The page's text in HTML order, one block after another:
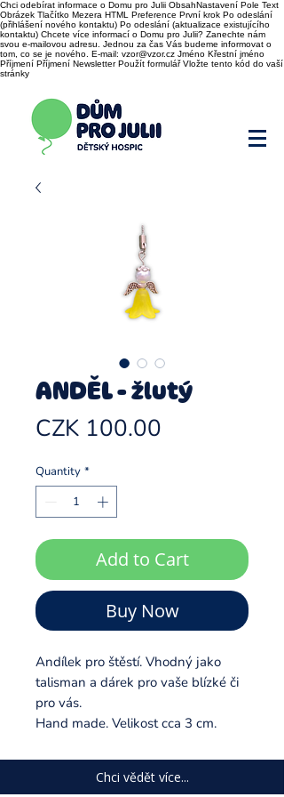
Chci odebírat informace o Domu pro Julii ObsahNastavení Pole Text
Obrázek Tlačítko Mezera HTML Preference První krok Po odeslání
(přihlášení nového kontaktu) Po odeslání (aktualizace existujícího
kontaktu) Chcete více informací o Domu pro Julii? Zanechte nám
svou e-mailovou adresu. Jednou za čas Vás budeme informovat o
tom, co se je nového. E-mail: vzor@vzor.cz Jméno Křestní jméno
Příjmení Příjmení Newsletter Použít formulář Vložte tento kód do vaší
stránky
ANDĚL - žlutý
CZK 100.00
Quantity *
Add to Cart
Buy Now
Andílek pro štěstí. Vhodný jako
talisman a dárek pro vaše blízké či
pro vás.
Hand made. Velikost cca 3 cm.
Kam putuje výtěžek
Chci vědět více...